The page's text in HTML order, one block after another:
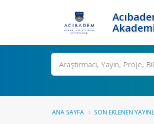
Ara
ANA SAYFA SON EKLENEN